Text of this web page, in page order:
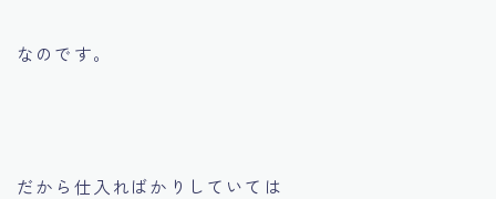
なのです。
だから仕入ればかりしていては